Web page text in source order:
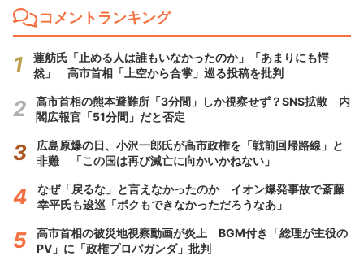
コメントランキング
蓮舫氏「止める人は誰もいなかったのか」「あまりにも愕
然」 高市首相「上空から合掌」巡る投稿を批判
高市首相の熊本避難所「3分間」しか視察せず？SNS拡散 内
閣広報官「51分間」だと否定
広島原爆の日、小沢一郎氏が高市政権を「戦前回帰路線」と
非難 「この国は再び滅亡に向かいかねない」
なぜ「戻るな」と言えなかったのか イオン爆発事故で斎藤
幸平氏も逡巡「ボクもできなかっただろうなあ」
高市首相の被災地視察動画が炎上 BGM付き「総理が主役の
PV」に「政権プロパガンダ」批判